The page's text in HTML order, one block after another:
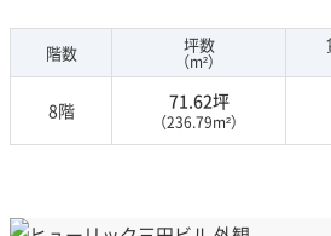
階数 坪数
（m²）
8階 71.62坪
（236.79m²）